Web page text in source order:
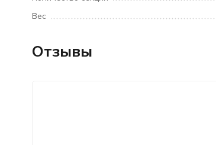
Вес
Отзывы